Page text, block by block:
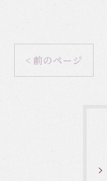
< 前のページ